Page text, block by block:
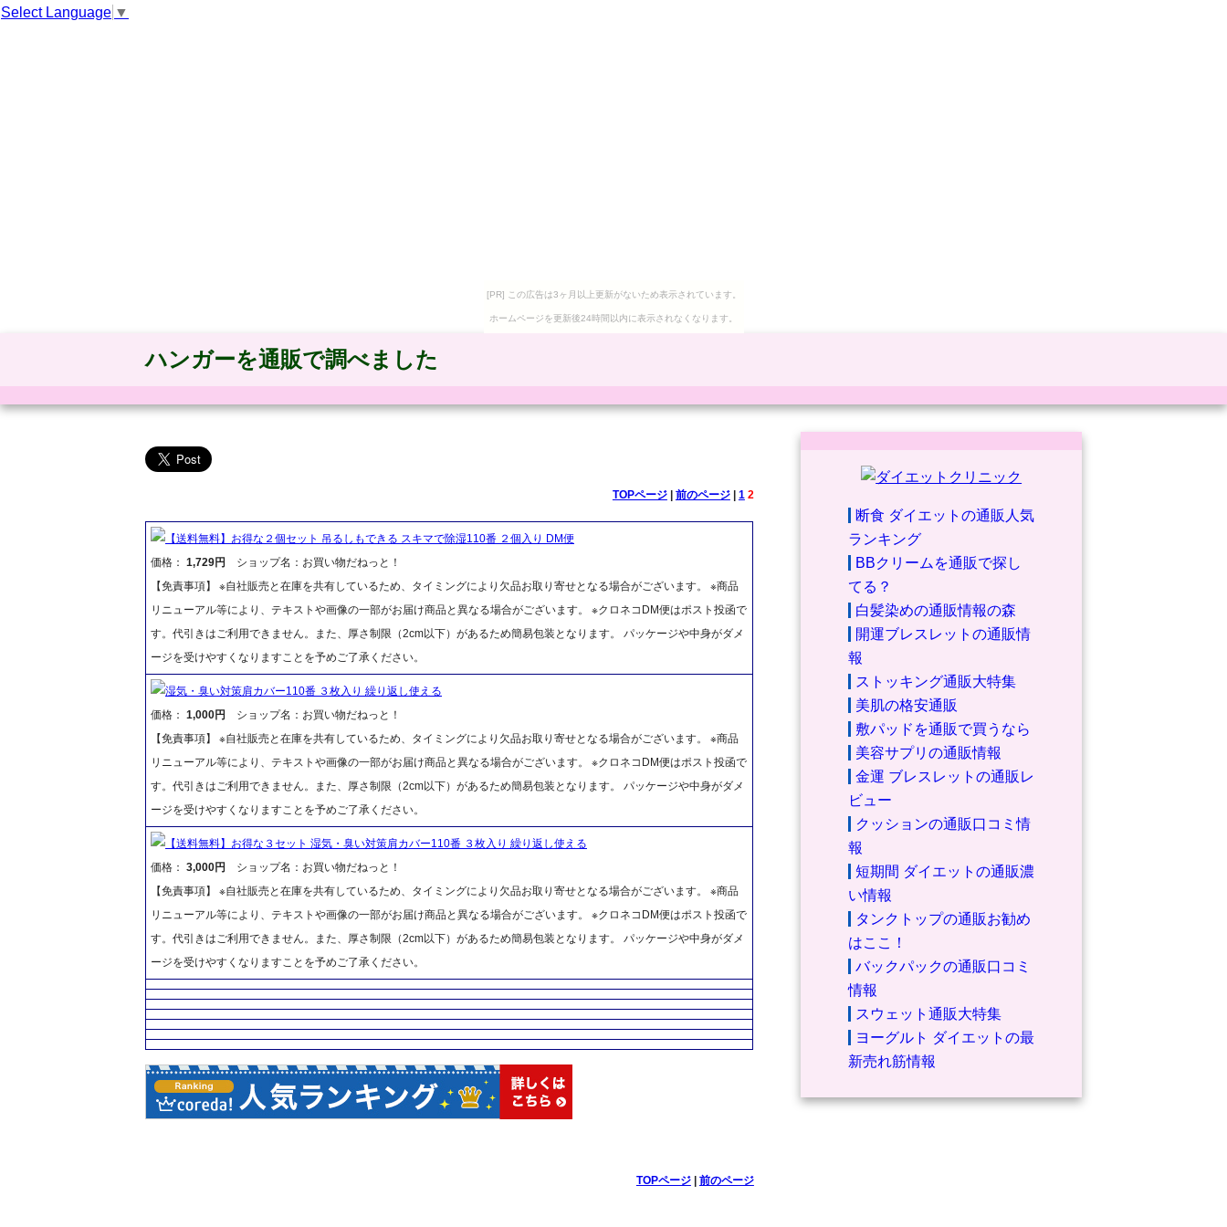
Select Language ▼
[PR] この広告は3ヶ月以上更新がないため表示されています。
ホームページを更新後24時間以内に表示されなくなります。
ハンガーを通販で調べました
TOPページ| 前のページ| 1 2
【送料無料】お得な２個セット 吊るしもできる スキマで除湿110番 ２個入り DM便
価格： 1,729円
ショップ名：お買い物だねっと！
【免責事項】 ※自社販売と在庫を共有しているため、タイミングにより欠品お取り寄せとなる場合がございます。 ※商品
リニューアル等により、テキストや画像の一部がお届け商品と異なる場合がございます。 ※クロネコDM便はポスト投函で
す。代引きはご利用できません。また、厚さ制限（2cm以下）があるため簡易包装となります。 パッケージや中身がダメ
ージを受けやすくなりますことを予めご了承ください。
湿気・臭い対策肩カバー110番 ３枚入り 繰り返し使える
価格： 1,000円
ショップ名：お買い物だねっと！
【免責事項】 ※自社販売と在庫を共有しているため、タイミングにより欠品お取り寄せとなる場合がございます。 ※商品
リニューアル等により、テキストや画像の一部がお届け商品と異なる場合がございます。 ※クロネコDM便はポスト投函で
す。代引きはご利用できません。また、厚さ制限（2cm以下）があるため簡易包装となります。 パッケージや中身がダメ
ージを受けやすくなりますことを予めご了承ください。
【送料無料】お得な３セット 湿気・臭い対策肩カバー110番 ３枚入り 繰り返し使える
価格： 3,000円
ショップ名：お買い物だねっと！
【免責事項】 ※自社販売と在庫を共有しているため、タイミングにより欠品お取り寄せとなる場合がございます。 ※商品
リニューアル等により、テキストや画像の一部がお届け商品と異なる場合がございます。 ※クロネコDM便はポスト投函で
す。代引きはご利用できません。また、厚さ制限（2cm以下）があるため簡易包装となります。 パッケージや中身がダメ
ージを受けやすくなりますことを予めご了承ください。
TOPページ| 前のページ
断食 ダイエットの通販人気
ランキング
BBクリームを通販で探し
てる？
白髪染めの通販情報の森
開運ブレスレットの通販情
報
ストッキング通販大特集
美肌の格安通販
敷パッドを通販で買うなら
美容サプリの通販情報
金運 ブレスレットの通販レ
ビュー
クッションの通販口コミ情
報
短期間 ダイエットの通販濃
い情報
タンクトップの通販お勧め
はここ！
バックパックの通販口コミ
情報
スウェット通販大特集
ヨーグルト ダイエットの最
新売れ筋情報